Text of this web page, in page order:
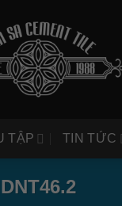
TẬP TIN TỨC
DNT46.2